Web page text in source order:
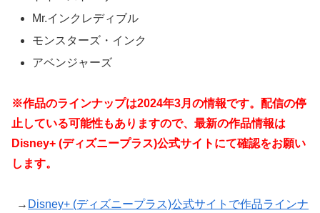
Mr.インクレディブル
モンスターズ・インク
アベンジャーズ
※作品のラインナップは2024年3月の情報です。配信の停
止している可能性もありますので、最新の作品情報は
Disney+ (ディズニープラス)公式サイト にて確認をお願い
します。
→ Disney+ (ディズニープラス)公式サイトで作品ラインナ